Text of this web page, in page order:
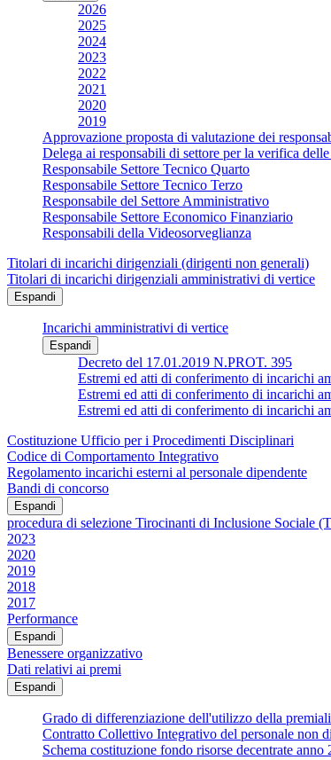
2026
2025
2024
2023
2022
2021
2020
2019
Approvazione proposta di valutazione dei
Delega ai responsabili di settore per la verifica
Responsabile Settore Tecnico Quarto
Responsabile Settore Tecnico Terzo
Responsabile del Settore Amministrativo
Responsabile Settore Economico Finanziario
Responsabili della Videosorveglianza
Titolari di incarichi dirigenziali (dirigenti non generali)
Titolari di incarichi dirigenziali amministrativi di vertice
Espandi
Incarichi amministrativi di vertice
Espandi
Decreto del 17.01.2019 N.PROT. 395
Estremi ed atti di conferimento di incarichi
Estremi ed atti di conferimento di incarichi
Estremi ed atti di conferimento di incarichi
Costituzione Ufficio per i Procedimenti Disciplinari
Codice di Comportamento Integrativo
Regolamento incarichi esterni al personale dipendente
Bandi di concorso
Espandi
procedura di selezione Tirocinanti di Inclusione Sociale
2023
2020
2019
2018
2017
Performance
Espandi
Benessere organizzativo
Dati relativi ai premi
Espandi
Grado di differenziazione dell'utilizzo della
Contratto Collettivo Integrativo del personale non
Schema costituzione fondo risorse decentrate anno